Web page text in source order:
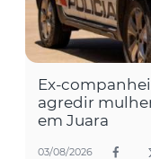
Ex-
agredir
em Juara
03/08/2026